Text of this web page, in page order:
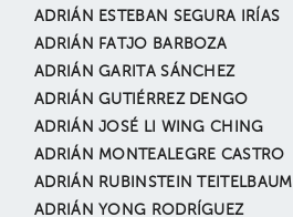
ADRIÁN ESTEBAN SEGURA IRÍAS
ADRIÁN FATJO BARBOZA
ADRIÁN GARITA SÁNCHEZ
ADRIÁN GUTIÉRREZ DENGO
ADRIÁN JOSÉ LI WING CHING
ADRIÁN MONTEALEGRE CASTRO
ADRIÁN RUBINSTEIN TEITELBAUM
ADRIÁN YONG RODRÍGUEZ